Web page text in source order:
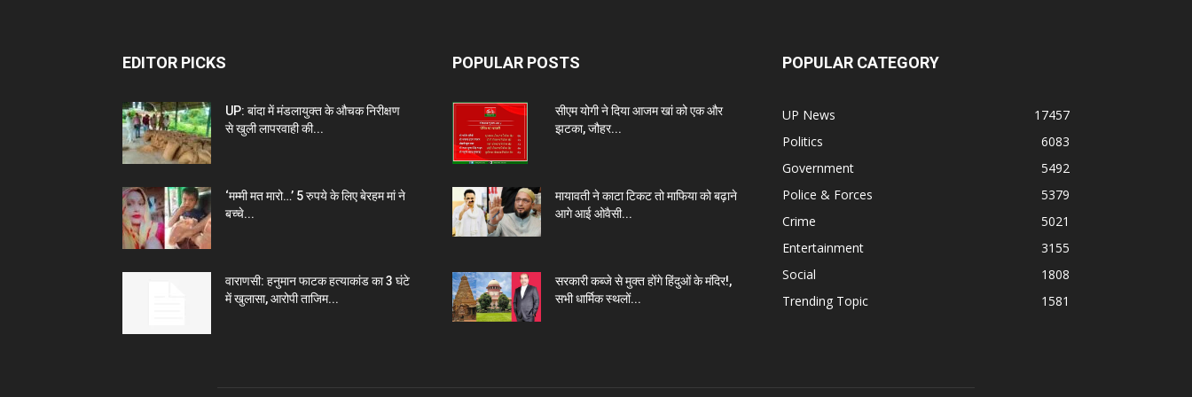
EDITOR PICKS
UP: बांदा में मंडलायुक्त के औचक निरीक्षण
से खुली लापरवाही की...
‘मम्मी मत मारो…’ 5 रुपये के लिए बेरहम मां ने
बच्चे...
वाराणसी: हनुमान फाटक हत्याकांड का 3 घंटे
में खुलासा, आरोपी ताजिम...
POPULAR POSTS
सीएम योगी ने दिया आजम खां को एक और
झटका, जौहर...
मायावती ने काटा टिकट तो माफिया को बढ़ाने
आगे आई ओवैसी...
सरकारी कब्जे से मुक्त होंगे हिंदुओं के मंदिर!,
सभी धार्मिक स्थलों...
POPULAR CATEGORY
UP News
17457
Politics
6083
Government
5492
Police & Forces
5379
Crime
5021
Entertainment
3155
Social
1808
Trending Topic
1581